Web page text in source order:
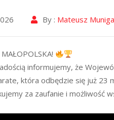
By : Mateusz Muniga
informujemy, że
która odbędzie się już 23
za zaufanie i możliwość